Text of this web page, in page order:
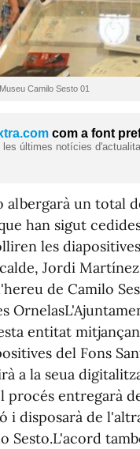
Camilo Sesto 01
com a font
últimes notícies
albergarà un total
han sigut
les
Jordi
de Camilo
entitat
del Fons
a la seua
procés entregarà
i disposarà de
Sesto.L'acord